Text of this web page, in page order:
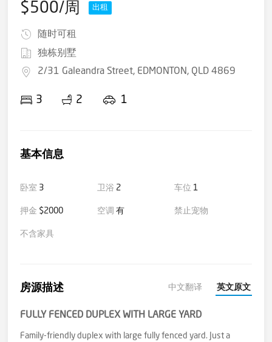
$500/周 出租
随时可租
独栋别墅
2/31 Galeandra Street, EDMONTON, QLD 4869
3 2 1
基本信息
卧室 3 卫浴 2 车位 1
押金 $2000 空调 有 禁止宠物
不含家具
房源描述 中文翻译 英文原文
FULLY FENCED DUPLEX WITH LARGE YARD
Family-friendly duplex with large fully fenced yard. Just a